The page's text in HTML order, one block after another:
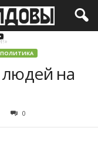
ПОЛИТИКА
людей на
0